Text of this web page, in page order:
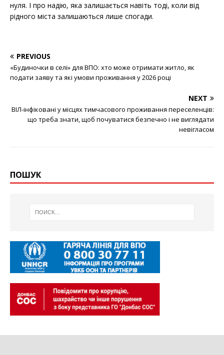
нуля. І про надію, яка залишається навіть тоді, коли від
рідного міста залишаються лише спогади.
PREVIOUS
«Будиночки в селі» для ВПО: хто може отримати житло, як
подати заяву та які умови проживання у 2026 році
NEXT
ВІЛ-інфіковані у місцях тимчасового проживання переселенців:
що треба знати, щоб почуватися безпечно і не виглядати
невігласом
ПОШУК